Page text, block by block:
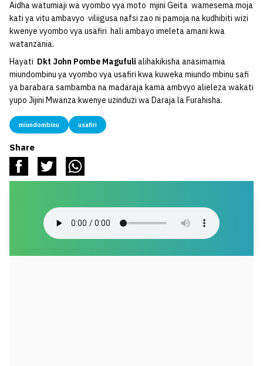
Aidha watumiaji wa vyombo vya moto mjini Geita wamesema moja
kati ya vitu ambavyo viliigusa nafsi zao ni pamoja na kudhibiti wizi
kwenye vyombo vya usafiri hali ambayo imeleta amani kwa
watanzania.
Hayati Dkt John Pombe Magufuli alihakikisha anasimamia
miundombinu ya vyombo vya usafiri kwa kuweka miundo mbinu safi
ya barabara sambamba na madaraja kama ambvyo alieleza wakati
yupo Jijini Mwanza kwenye uzinduzi wa Daraja la Furahisha.
miundombinu usafiri
Share